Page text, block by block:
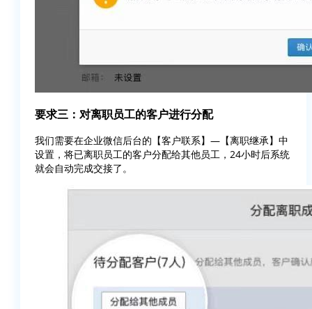
要求三：对离职员工的客户进行分配
我们需要在企业微信后台的【客户联系】—【离职继承】中
设置，将已离职员工的客户分配给其他员工，24小时后系统
就会自动完成交接了。